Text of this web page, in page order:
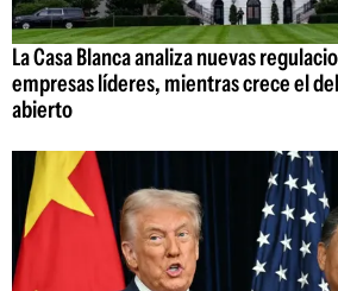
La Casa Blanca analiza nuevas
empresas líderes, mientras crece el
abierto